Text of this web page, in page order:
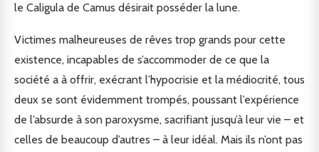
le Caligula de Camus désirait posséder la lune.
Victimes malheureuses de rêves trop grands pour cette
existence, incapables de s’accommoder de ce que la
société a à offrir, exécrant l’hypocrisie et la médiocrité, tous
deux se sont évidemment trompés, poussant l’expérience
de l’absurde à son paroxysme, sacrifiant jusqu’à leur vie – et
celles de beaucoup d’autres – à leur idéal. Mais ils n’ont pas